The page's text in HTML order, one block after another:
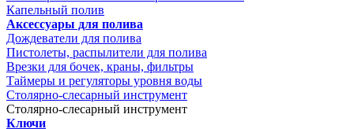
Капельный полив
Аксессуары для полива
Дождеватели для полива
Пистолеты, распылители для полива
Врезки для бочек, краны, фильтры
Таймеры и регуляторы уровня воды
Столярно-слесарный инструмент
Столярно-слесарный инструмент
Ключи